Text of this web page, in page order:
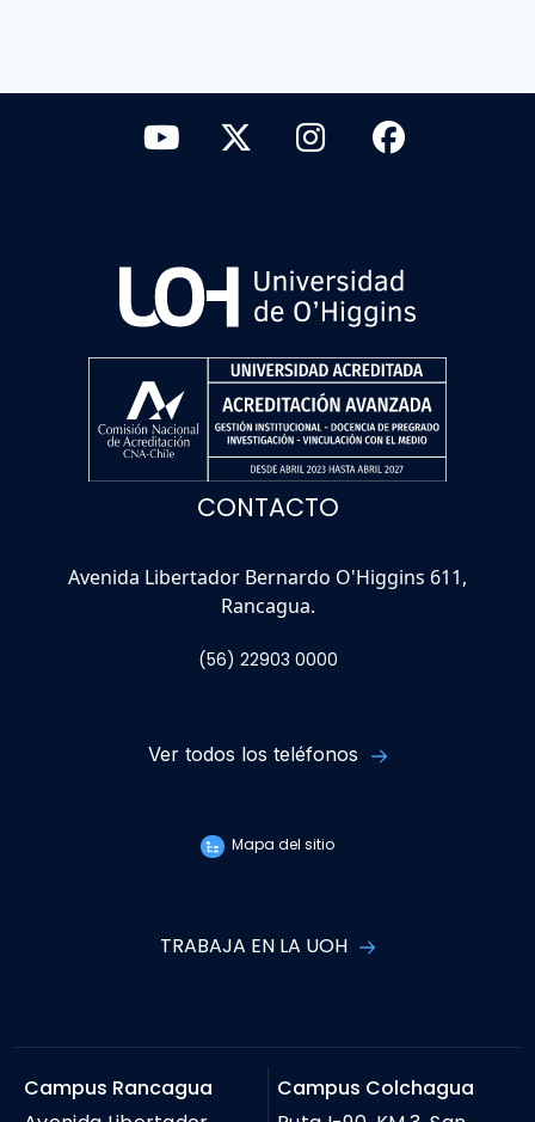
CONTACTO
Avenida Libertador Bernardo O'Higgins 611,
Rancagua.
(56) 22903 0000
Ver todos los teléfonos
Mapa del sitio
TRABAJA EN LA UOH
Campus Rancagua
Campus Colchagua